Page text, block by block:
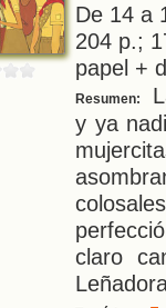
De 14 a
204 p.;
papel +
Resumen:
y ya
claro